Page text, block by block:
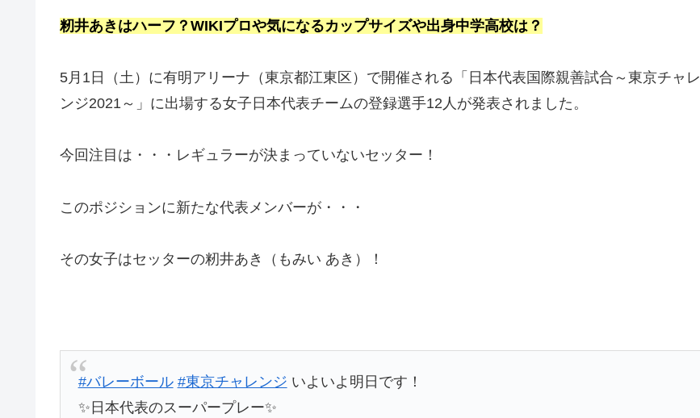
籾井あきはハーフ？WIKIプロや気になるカップサイズや出身中学高校は？
5月1日（土）に有明アリーナ（東京都江東区）で開催される「日本代表国際親善試合～東京チャレ
ンジ2021～」に出場する女子日本代表チームの登録選手12人が発表されました。
今回注目は・・・レギュラーが決まっていないセッター！
このポジションに新たな代表メンバーが・・・
その女子はセッターの籾井あき（もみい あき）！
#バレーボール #東京チャレンジ いよいよ明日です！
✨日本代表のスーパープレー✨